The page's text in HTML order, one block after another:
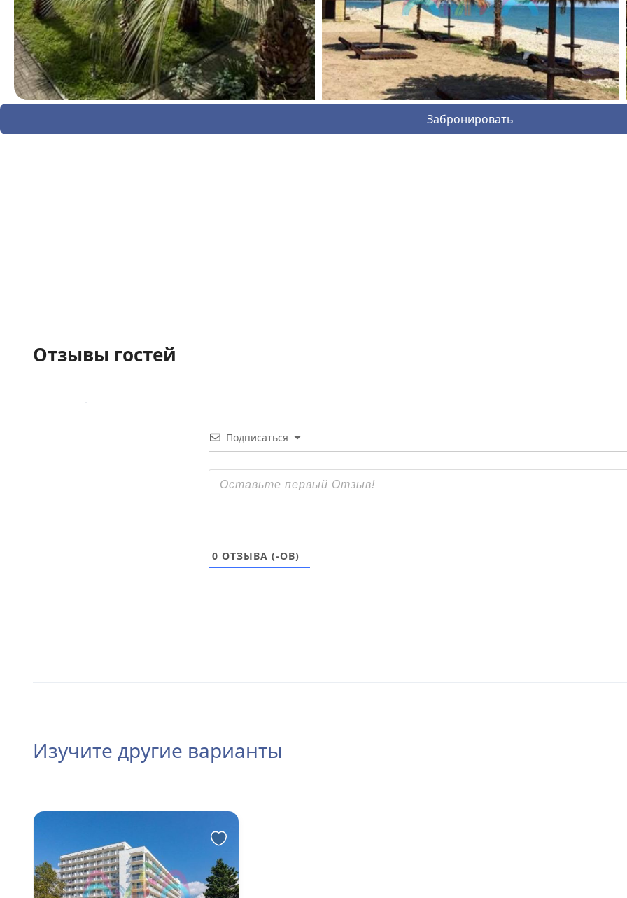
Забронировать
Отзывы гостей
Подписаться
0 ОТЗЫВА (-ОВ)
Изучите другие варианты